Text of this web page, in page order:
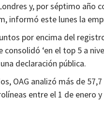
y, por séptimo año
informó este lunes la
por encima del
consolidó ‘en el top 5 a
declaración pública.
OAG analizó más de
entre el 1 de enero